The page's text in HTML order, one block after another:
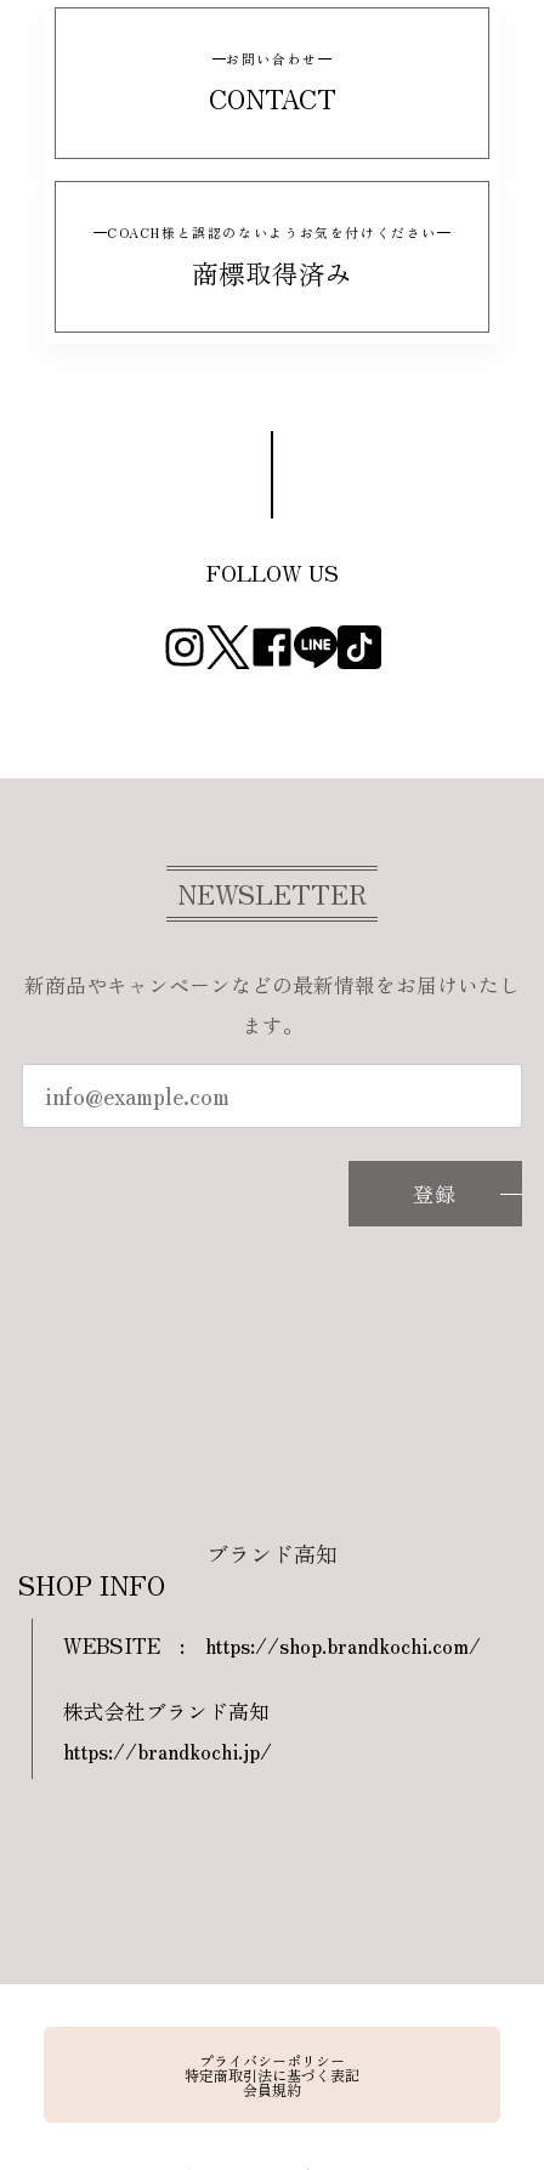
お問い合わせ
CONTACT
COACH様と誤認のないようお気を付けください
商標取得済み
FOLLOW US
NEWSLETTER
新商品やキャンペーンなどの最新情報をお届けいたし
ます。
登録
ブランド高知
SHOP INFO
WEBSITE : https://shop.brandkochi.com/
株式会社ブランド高知
https://brandkochi.jp/
プライバシーポリシー
特定商取引法に基づく表記
会員規約